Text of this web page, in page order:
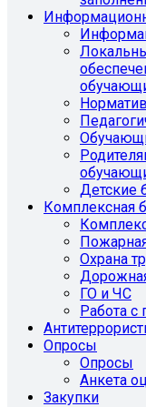
Детские
Комплексная
Охрана
ГО и ЧС
Работа
Опросы
Опросы
Анкета
Закупки